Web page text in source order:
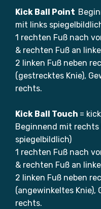
Kick Ball Point
mit links
1 rechten Fuß nach
& rechten Fuß an
2 linken Fuß neben
(gestrecktes Knie),
rechts.
Kick Ball Touch =
Beginnend mit
spiegelbildlich)
1 rechten Fuß nach
& rechten Fuß an
2 linken Fuß neben
(angewinkeltes Knie),
rechts.